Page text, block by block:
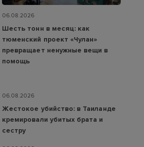
06.08.2026
Шесть тонн в месяц: как
тюменский проект «Чулан»
превращает ненужные вещи в
помощь
06.08.2026
Жестокое убийство: в Таиланде
кремировали убитых брата и
сестру